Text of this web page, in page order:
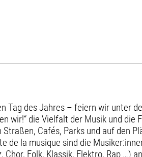
Tag des Jahres – feiern wir unter
wir!“ die Vielfalt der Musik und die
Cafés, Parks und auf den
de la musique sind die
Folk, Klassik, Elektro, Rap …) an